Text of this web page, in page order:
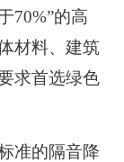
70%”的高
材料、建筑
要求首选绿色
准的隔音降